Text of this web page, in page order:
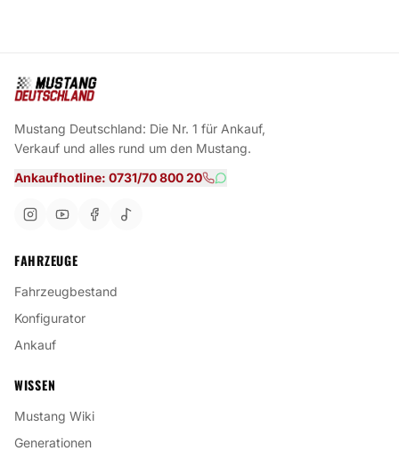
Mustang Deutschland: Die Nr. 1 für Ankauf,
Verkauf und alles rund um den Mustang.
Ankaufhotline: 0731/70 800 20
FAHRZEUGE
Fahrzeugbestand
Konfigurator
Ankauf
WISSEN
Mustang Wiki
Generationen